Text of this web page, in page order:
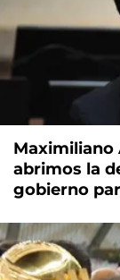
Maximiliano
abrimos la
gobierno